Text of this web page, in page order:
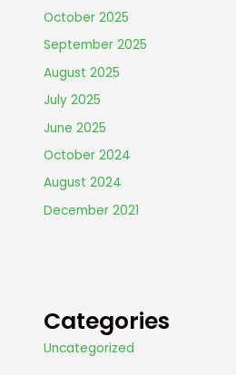
October 2025
September 2025
August 2025
July 2025
June 2025
October 2024
August 2024
December 2021
Categories
Uncategorized